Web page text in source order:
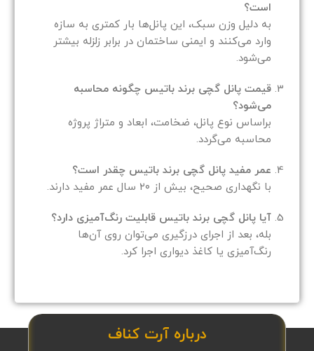
است؟
به دلیل وزن سبک، این پانل‌ها بار کمتری به سازه
وارد می‌کنند و ایمنی ساختمان در برابر زلزله بیشتر
می‌شود.
قیمت پانل گچی برند باتیس چگونه محاسبه
می‌شود؟
براساس نوع پانل، ضخامت، ابعاد و متراژ پروژه
محاسبه می‌گردد.
عمر مفید پانل گچی برند باتیس چقدر است؟
با نگهداری صحیح، بیش از ۲۰ سال عمر مفید دارند.
آیا پانل گچی برند باتیس قابلیت رنگ‌آمیزی دارد؟
بله، بعد از اجرای درزگیری می‌توان روی آن‌ها
رنگ‌آمیزی یا کاغذ دیواری اجرا کرد.
درباره آرت کناف